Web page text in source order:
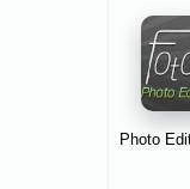
Photo